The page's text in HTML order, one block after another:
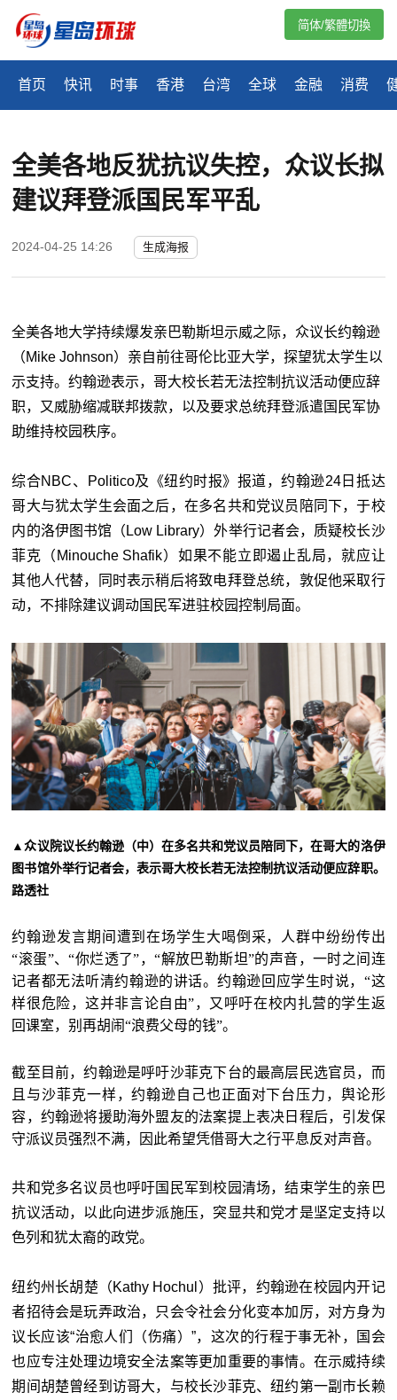
首页 快讯 时事 香港 台湾 全球 金融 消费
简体/繁體切換
全美各地反犹抗议失控，众议长拟
建议拜登派国民军平乱
2024-04-25 14:26 生成海报
全美各地大学持续爆发亲巴勒斯坦示威之际，众议长约翰逊
（Mike Johnson）亲自前往哥伦比亚大学，探望犹太学生以
示支持。约翰逊表示，哥大校长若无法控制抗议活动便应辞
职，又威胁缩减联邦拨款，以及要求总统拜登派遣国民军协
助维持校园秩序。
综合NBC、Politico及《纽约时报》报道，约翰逊24日抵达
哥大与犹太学生会面之后，在多名共和党议员陪同下，于校
内的洛伊图书馆（Low Library）外举行记者会，质疑校长沙
菲克（Minouche Shafik）如果不能立即遏止乱局，就应让
其他人代替，同时表示稍后将致电拜登总统，敦促他采取行
动，不排除建议调动国民军进驻校园控制局面。
▲众议院议长约翰逊（中）在多名共和党议员陪同下，在哥大的洛伊
图书馆外举行记者会，表示哥大校长若无法控制抗议活动便应辞职。
路透社
约翰逊发言期间遭到在场学生大喝倒采，人群中纷纷传出
“滚蛋”、“你烂透了”，“解放巴勒斯坦”的声音，一时之间连
记者都无法听清约翰逊的讲话。约翰逊回应学生时说，“这
样很危险，这并非言论自由”，又呼吁在校内扎营的学生返
回课室，别再胡闹“浪费父母的钱”。
截至目前，约翰逊是呼吁沙菲克下台的最高层民选官员，而
且与沙菲克一样，约翰逊自己也正面对下台压力，舆论形
容，约翰逊将援助海外盟友的法案提上表决日程后，引发保
守派议员强烈不满，因此希望凭借哥大之行平息反对声音。
共和党多名议员也呼吁国民军到校园清场，结束学生的亲巴
抗议活动，以此向进步派施压，突显共和党才是坚定支持以
色列和犹太裔的政党。
纽约州长胡楚（Kathy Hochul）批评，约翰逊在校园内开记
者招待会是玩弄政治，只会令社会分化变本加厉，对方身为
议长应该“治愈人们（伤痛）”，这次的行程于事无补，国会
也应专注处理边境安全法案等更加重要的事情。在示威持续
期间胡楚曾经到访哥大，与校长沙菲克、纽约第一副市长赖